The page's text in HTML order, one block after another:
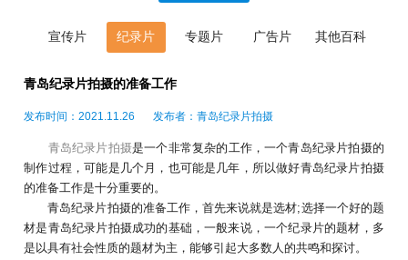
宣传片 纪录片 专题片 广告片 其他百科
青岛纪录片拍摄的准备工作
发布时间：2021.11.26 发布者：青岛纪录片拍摄
青岛纪录片拍摄是一个非常复杂的工作，一个青岛纪录片拍摄的
制作过程，可能是几个月，也可能是几年，所以做好青岛纪录片拍摄
的准备工作是十分重要的。
青岛纪录片拍摄的准备工作，首先来说就是选材;选择一个好的题
材是青岛纪录片拍摄成功的基础，一般来说，一个纪录片的题材，多
是以具有社会性质的题材为主，能够引起大多数人的共鸣和探讨。